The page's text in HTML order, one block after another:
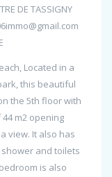
DE TASSIGNY
Located in a
this beautiful
the 5th floor with
m2 opening
view. It also has
and toilets
is also